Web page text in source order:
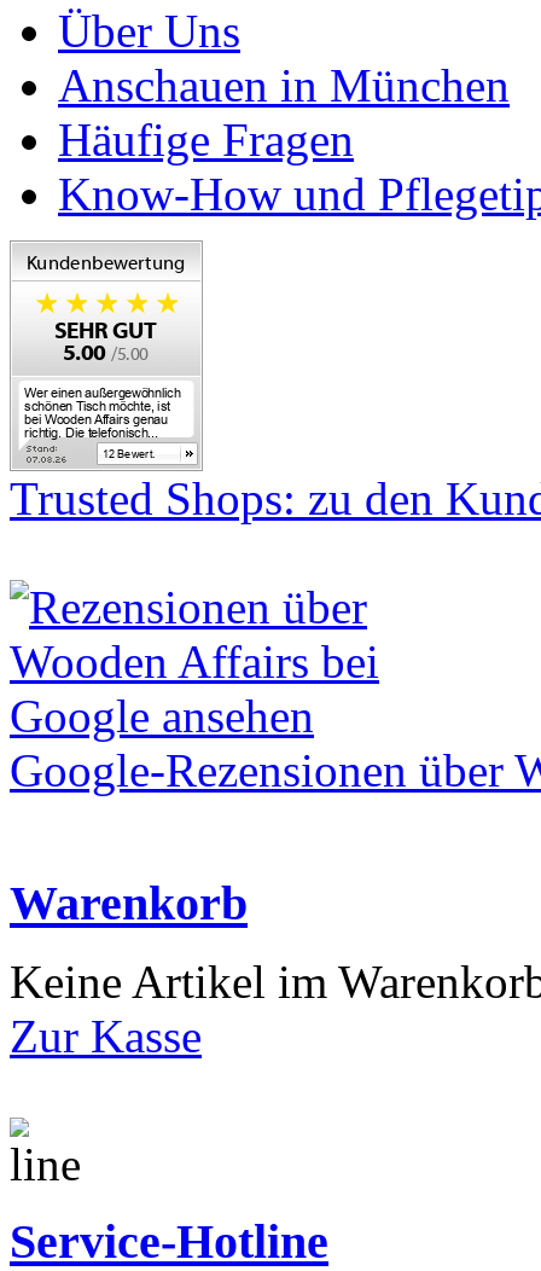
Über Uns
Anschauen in München
Häufige Fragen
Know-How und
Trusted Shops: zu den
Google-Rezensionen über
Warenkorb
Keine Artikel im
Zur Kasse
Service-Hotline